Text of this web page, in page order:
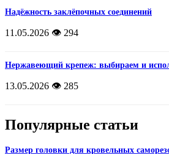
Надёжность заклёпочных соединений
11.05.2026 👁️ 294
Нержавеющий крепеж: выбираем и
13.05.2026 👁️ 285
Популярные статьи
Размер головки для кровельных